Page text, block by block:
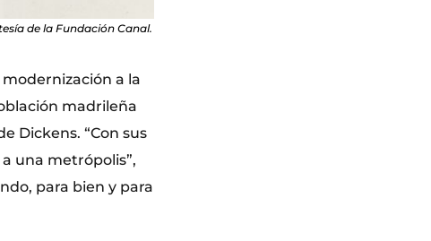
de la Fundación Canal.
a la
madrileña
Dickens. “Con sus
una metrópolis”,
para bien y para